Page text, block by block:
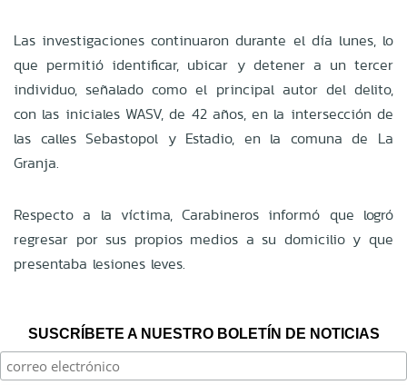
Las investigaciones continuaron durante el día lunes, lo
que permitió identificar, ubicar y detener a un tercer
individuo, señalado como el principal autor del delito,
con las iniciales WASV, de 42 años, en la intersección de
las calles Sebastopol y Estadio, en la comuna de La
Granja.
Respecto a la víctima, Carabineros informó que logró
regresar por sus propios medios a su domicilio y que
presentaba lesiones leves.
SUSCRÍBETE A NUESTRO BOLETÍN DE NOTICIAS